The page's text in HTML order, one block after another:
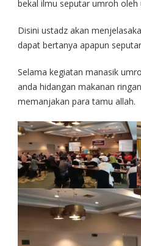
bekal ilmu seputar umroh
Disini ustadz akan
dapat bertanya apapun
Selama kegiatan manasik
anda hidangan makanan
memanjakan para tamu allah.